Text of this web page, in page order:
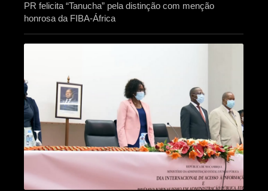
PR felicita “Tanucha” pela distinção com menção
honrosa da FIBA-África